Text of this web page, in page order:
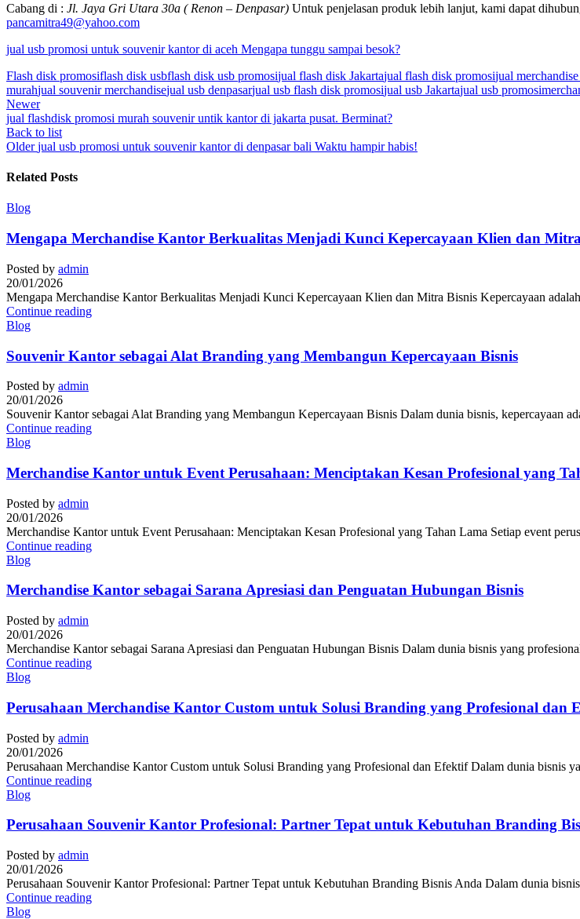
Cabang di : Jl. Jaya Gri Utara 30a ( Renon – Denpasar) Untuk penjelasan produk lebih lanjut, kami dapat
pancamitra49@yahoo.com
jual usb promosi untuk souvenir kantor di aceh Mengapa tunggu sampai besok?
Flash disk promosiflash disk usbflash disk usb promosijual flash disk Jakartajual flash disk promosijual
murahjual souvenir merchandisejual usb denpasarjual usb flash disk promosijual usb Jakartajual usb promosi
Newer
jual flashdisk promosi murah souvenir untik kantor di jakarta pusat. Berminat?
Back to list
Older jual usb promosi untuk souvenir kantor di denpasar bali Waktu hampir habis!
Related Posts
Blog
Mengapa Merchandise Kantor Berkualitas Menjadi Kunci Kepercayaan Klien dan
Posted by admin
20/01/2026
Mengapa Merchandise Kantor Berkualitas Menjadi Kunci Kepercayaan Klien dan Mitra Bisnis Kepercayaan
Continue reading
Blog
Souvenir Kantor sebagai Alat Branding yang Membangun Kepercayaan Bisnis
Posted by admin
20/01/2026
Souvenir Kantor sebagai Alat Branding yang Membangun Kepercayaan Bisnis Dalam dunia bisnis, kepercayaan
Continue reading
Blog
Merchandise Kantor untuk Event Perusahaan: Menciptakan Kesan Profesional yang
Posted by admin
20/01/2026
Merchandise Kantor untuk Event Perusahaan: Menciptakan Kesan Profesional yang Tahan Lama Setiap event
Continue reading
Blog
Merchandise Kantor sebagai Sarana Apresiasi dan Penguatan Hubungan Bisnis
Posted by admin
20/01/2026
Merchandise Kantor sebagai Sarana Apresiasi dan Penguatan Hubungan Bisnis Dalam dunia bisnis yang
Continue reading
Blog
Perusahaan Merchandise Kantor Custom untuk Solusi Branding yang Profesional dan
Posted by admin
20/01/2026
Perusahaan Merchandise Kantor Custom untuk Solusi Branding yang Profesional dan Efektif Dalam dunia bisnis
Continue reading
Blog
Perusahaan Souvenir Kantor Profesional: Partner Tepat untuk Kebutuhan Branding
Posted by admin
20/01/2026
Perusahaan Souvenir Kantor Profesional: Partner Tepat untuk Kebutuhan Branding Bisnis Anda Dalam dunia
Continue reading
Blog